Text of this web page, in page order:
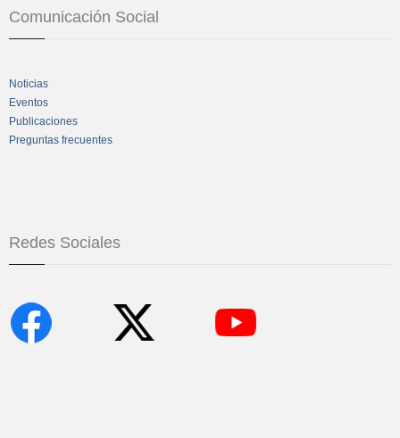
Comunicación Social
Noticias
Eventos
Publicaciones
Preguntas frecuentes
Redes Sociales